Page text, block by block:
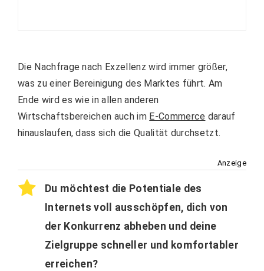
Die Nachfrage nach Exzellenz wird immer größer,
was zu einer Bereinigung des Marktes führt. Am
Ende wird es wie in allen anderen
Wirtschaftsbereichen auch im E-Commerce darauf
hinauslaufen, dass sich die Qualität durchsetzt.
Anzeige
Du möchtest die Potentiale des
Internets voll ausschöpfen, dich von
der Konkurrenz abheben und deine
Zielgruppe schneller und komfortabler
erreichen?